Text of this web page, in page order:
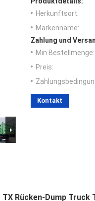
Herkunftsort:
Markenname:
Zahlung und
Min Bestellmenge:
Preis:
Kontakt
Rücken-Dump